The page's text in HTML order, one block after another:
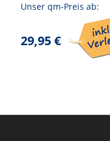
Unser qm-Preis ab:
29,95 €